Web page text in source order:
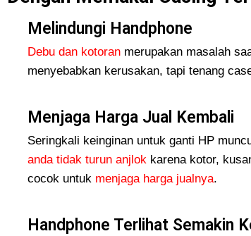
Melindungi Handphone
Debu dan kotoran merupakan masalah
menyebabkan kerusakan, tapi tenang
Menjaga Harga Jual Kembali
Seringkali keinginan untuk ganti HP
anda tidak turun anjlokkarena kotor,
cocok untuk menjaga harga jualnya.
Handphone Terlihat Semakin